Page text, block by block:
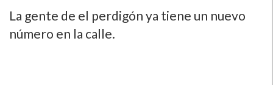
La gente de el perdigón ya tiene un nuevo
número en la calle.